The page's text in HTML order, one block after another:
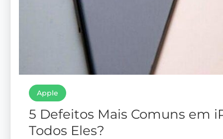
Apple
5 Defeitos Mais Comuns em
Todos Eles?